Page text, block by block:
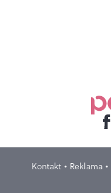
Kontakt Reklama